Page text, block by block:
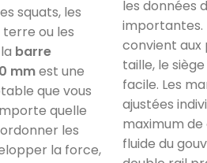
squats, les
terre ou les
barre
mmest une
que vous
quelle
les
la force,
les données
importantes.
convient aux
taille, le
facile. Les
ajustées
maximum
fluide du